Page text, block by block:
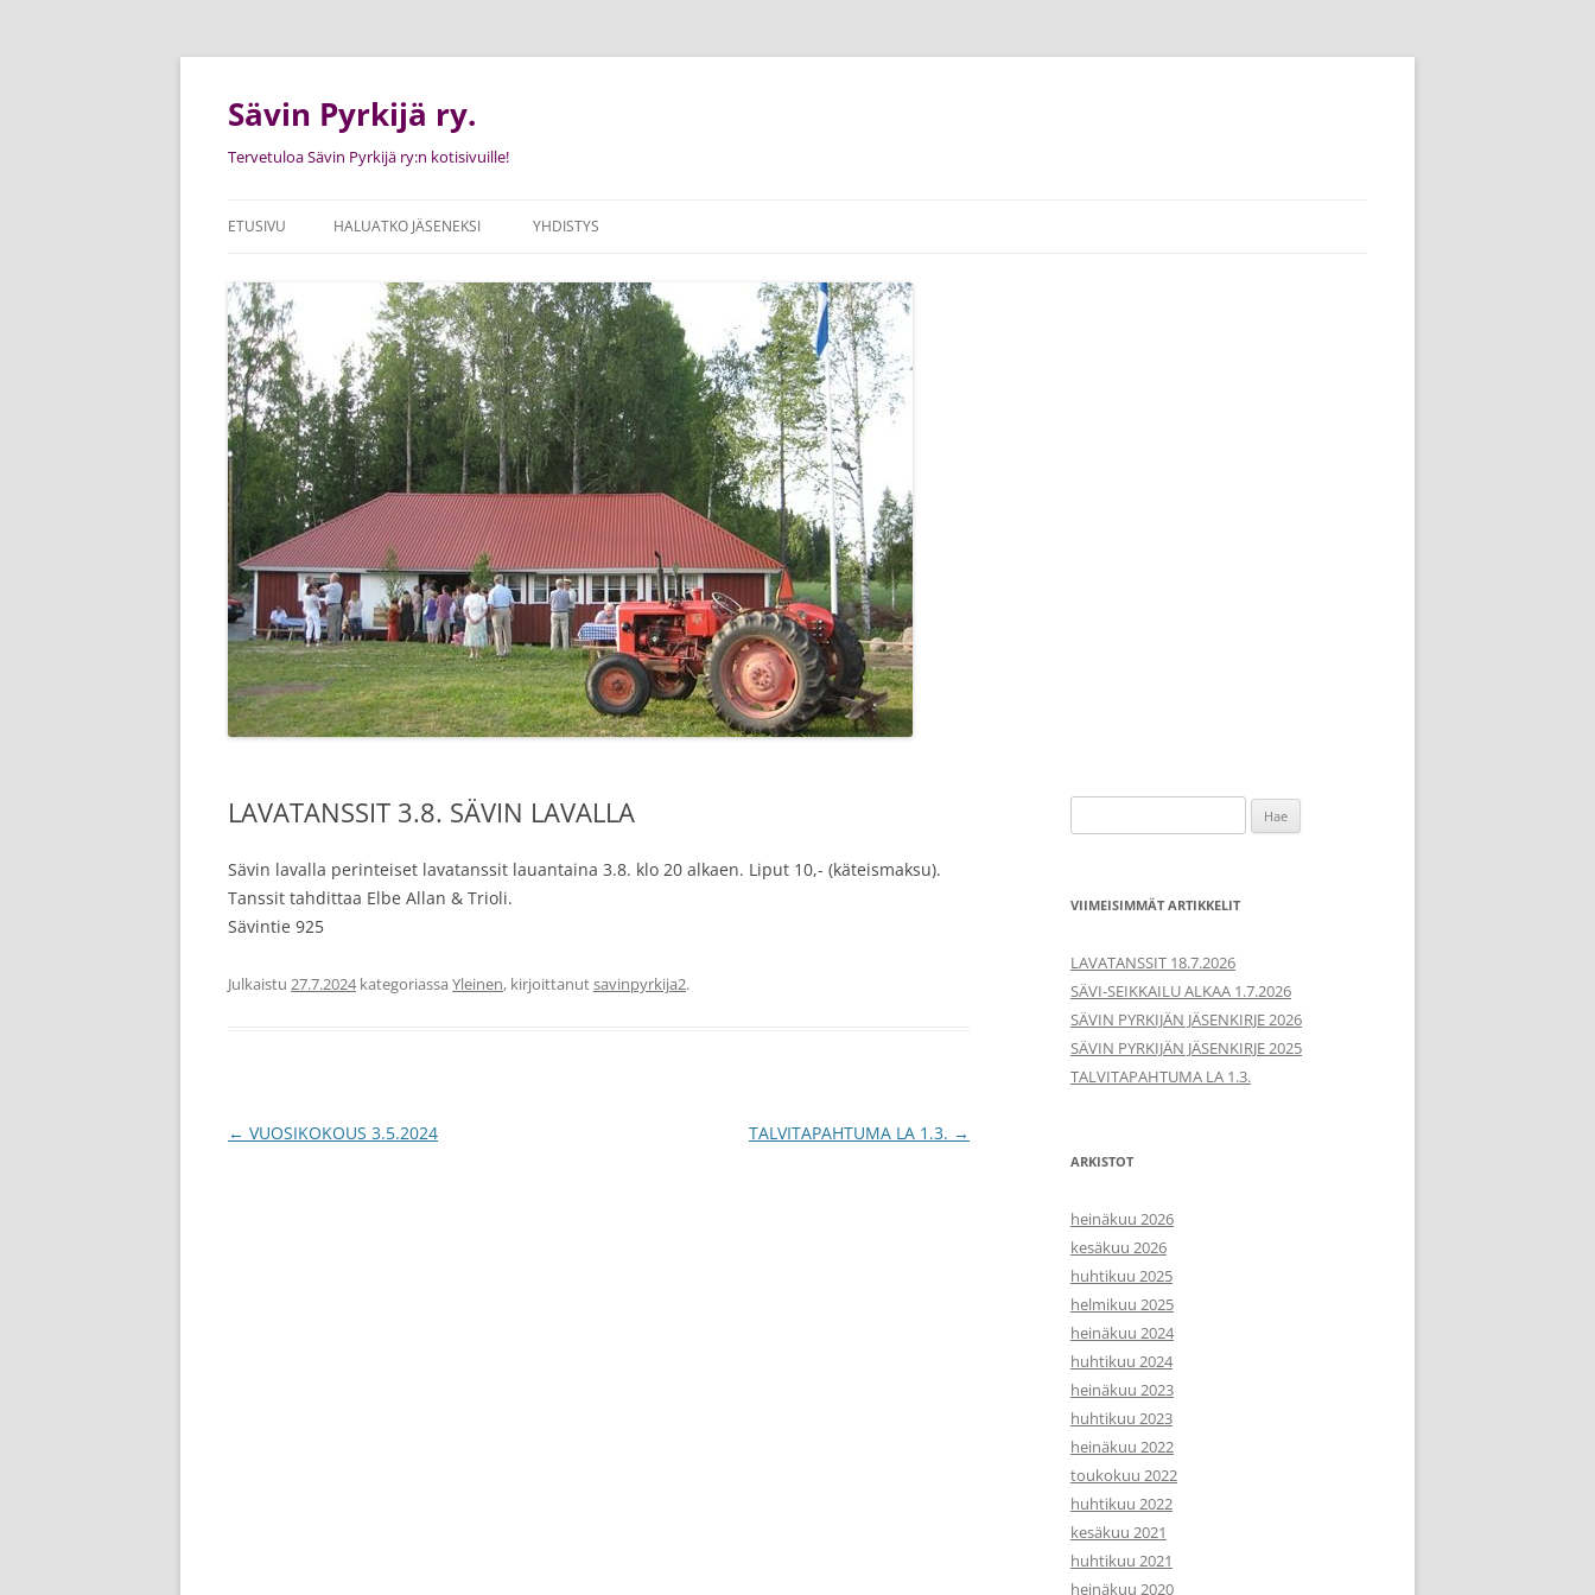
Siirry
Sävin Pyrkijä ry.
Tervetuloa Sävin Pyrkijä ry:n kotisivuille!
ETUSIVU HALUATKO JÄSENEKSI YHDISTYS
LAVATANSSIT 3.8. SÄVIN LAVALLA
Sävin lavalla perinteiset lavatanssit lauantaina 3.8. klo 20 alkaen. Liput 10,- (käteismaksu).
Tanssit tahdittaa Elbe Allan & Trioli.
Sävintie 925
Julkaistu 27.7.2024kategoriassa Yleinen, kirjoittanutsavinpyrkija2.
Artikkelien
← VUOSIKOKOUS 3.5.2024 TALVITAPAHTUMA LA 1.3. →
VIIMEISIMMÄT ARTIKKELIT
LAVATANSSIT 18.7.2026
SÄVI-SEIKKAILU ALKAA 1.7.2026
SÄVIN PYRKIJÄN JÄSENKIRJE 2026
SÄVIN PYRKIJÄN JÄSENKIRJE 2025
TALVITAPAHTUMA LA 1.3.
ARKISTOT
heinäkuu 2026
kesäkuu 2026
huhtikuu 2025
helmikuu 2025
heinäkuu 2024
huhtikuu 2024
heinäkuu 2023
huhtikuu 2023
heinäkuu 2022
toukokuu 2022
huhtikuu 2022
kesäkuu 2021
huhtikuu 2021
heinäkuu 2020